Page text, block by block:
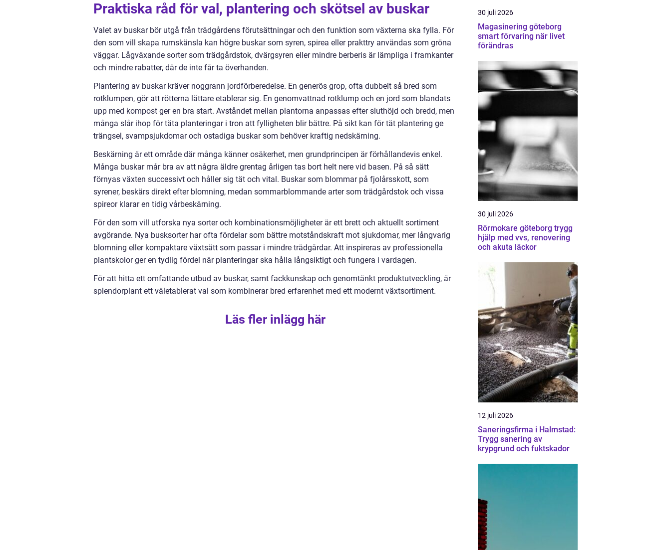
Praktiska råd för val, plantering och skötsel av buskar
Valet av buskar bör utgå från trädgårdens förutsättningar och den funktion som växterna ska fylla. För
den som vill skapa rumskänsla kan högre buskar som syren, spirea eller prakttry användas som gröna
väggar. Lågväxande sorter som trädgårdstok, dvärgsyren eller mindre berberis är lämpliga i framkanter
och mindre rabatter, där de inte får ta överhanden.
Plantering av buskar kräver noggrann jordförberedelse. En generös grop, ofta dubbelt så bred som
rotklumpen, gör att rötterna lättare etablerar sig. En genomvattnad rotklump och en jord som blandats
upp med kompost ger en bra start. Avståndet mellan plantorna anpassas efter sluthöjd och bredd, men
många slår ihop för täta planteringar i tron att fylligheten blir bättre. På sikt kan för tät plantering ge
trängsel, svampsjukdomar och ostadiga buskar som behöver kraftig nedskärning.
Beskärning är ett område där många känner osäkerhet, men grundprincipen är förhållandevis enkel.
Många buskar mår bra av att några äldre grentag årligen tas bort helt nere vid basen. På så sätt
förnyas växten successivt och håller sig tät och vital. Buskar som blommar på fjolårsskott, som
syrener, beskärs direkt efter blomning, medan sommarblommande arter som trädgårdstok och vissa
spireor klarar en tidig vårbeskärning.
För den som vill utforska nya sorter och kombinationsmöjligheter är ett brett och aktuellt sortiment
avgörande. Nya busksorter har ofta fördelar som bättre motståndskraft mot sjukdomar, mer långvarig
blomning eller kompaktare växtsätt som passar i mindre trädgårdar. Att inspireras av professionella
plantskolor ger en tydlig fördel när planteringar ska hålla långsiktigt och fungera i vardagen.
För att hitta ett omfattande utbud av buskar, samt fackkunskap och genomtänkt produktutveckling, är
splendorplant ett väletablerat val som kombinerar bred erfarenhet med ett modernt växtsortiment.
Läs fler inlägg här
30 juli 2026
Magasinering göteborg
smart förvaring när livet
förändras
30 juli 2026
Rörmokare göteborg trygg
hjälp med vvs, renovering
och akuta läckor
12 juli 2026
Saneringsfirma i Halmstad:
Trygg sanering av
krypgrund och fuktskador